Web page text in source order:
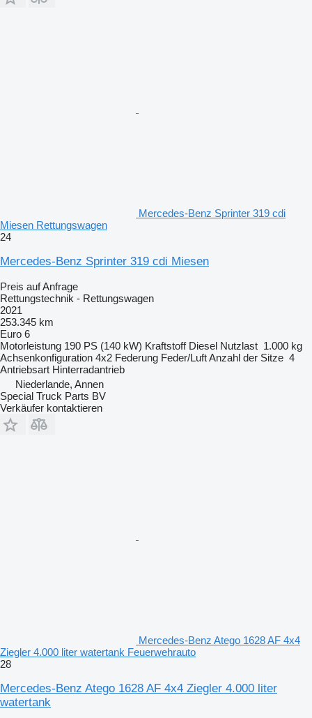
Mercedes-Benz Sprinter 319 cdi
Miesen Rettungswagen
24
Mercedes-Benz Sprinter 319 cdi Miesen
Preis auf Anfrage
Rettungstechnik - Rettungswagen
2021
253.345 km
Euro 6
Motorleistung 190 PS (140 kW) Kraftstoff Diesel Nutzlast 1.000 kg
Achsenkonfiguration 4x2 Federung Feder/LuftAnzahl der Sitze 4
Antriebsart Hinterradantrieb
Niederlande, Annen
Special Truck Parts BV
Verkäufer kontaktieren
Mercedes-Benz Atego 1628 AF 4x4
Ziegler 4.000 liter watertank Feuerwehrauto
28
Mercedes-Benz Atego 1628 AF 4x4 Ziegler 4.000 liter
watertank